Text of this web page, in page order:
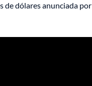
de dólares anunciada